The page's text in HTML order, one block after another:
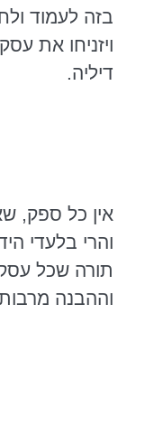
בזה לעמוד
ויזניחו את
דיליה.
אין כל ספק,
והרי בלעדי
תורה שכל
וההבנה